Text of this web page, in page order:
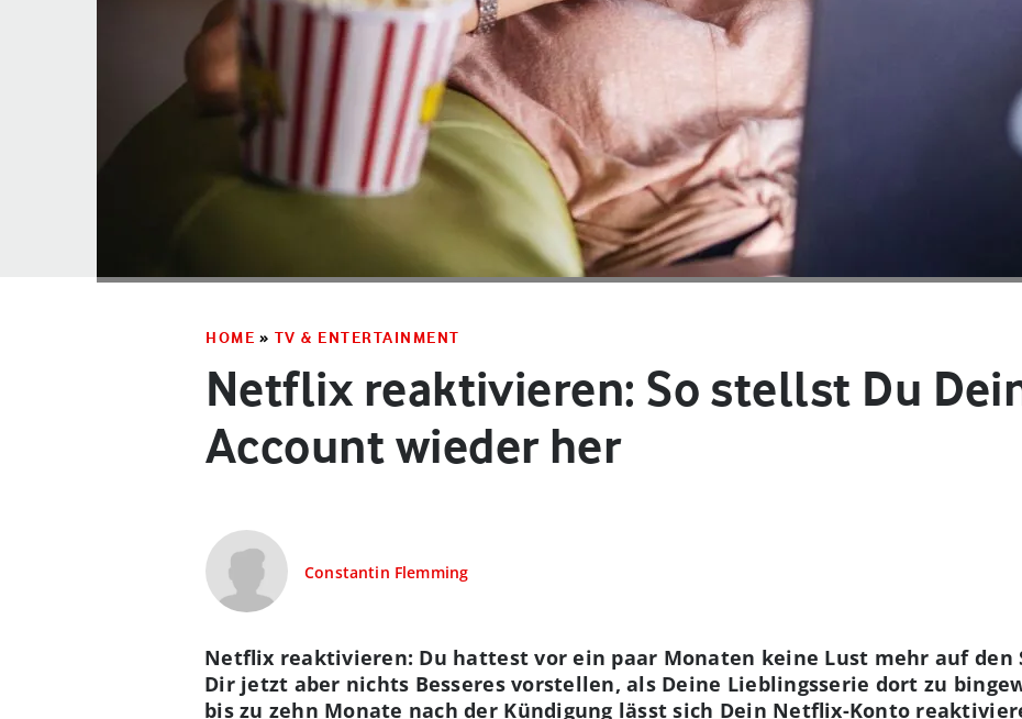
HOME » TV & ENTERTAINMENT
Netflix reaktivieren: So stellst Du
Account wieder her
Constantin Flemming
Netflix reaktivieren: Du hattest vor ein paar Monaten keine Lust mehr auf den
Dir jetzt aber nichts Besseres vorstellen, als Deine Lieblingsserie dort zu
bis zu zehn Monate nach der Kündigung lässt sich Dein Netflix-Konto